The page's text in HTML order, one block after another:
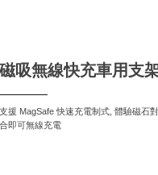
磁吸無線快充車用支
支援 MagSafe 快速充電制式, 體驗磁石
合即可無線充電